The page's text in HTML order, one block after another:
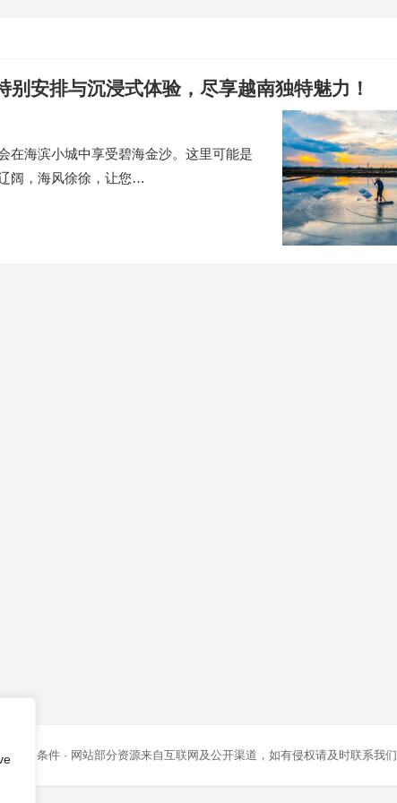
安排与沉浸式体验，尽享越南独特魅力！
在海滨小城中享受碧海金沙。这里可能是
阔，海风徐徐，让您…
条款和条件 · 网站部分资源来自互联网及公开渠道，如有侵权请及时联系我们